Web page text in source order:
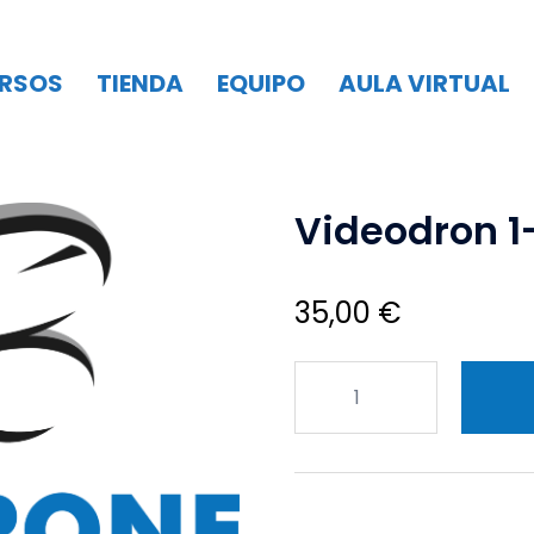
TIENDA EQUIPO AULA VIRTUAL
Videodron
35,00 €
18
cantidad